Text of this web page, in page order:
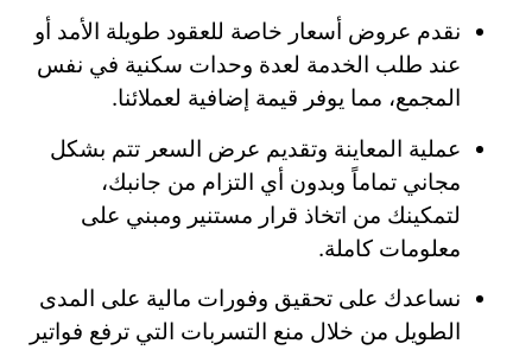
نقدم عروض أسعار خاصة للعقود طويلة الأمد أو
عند طلب الخدمة لعدة وحدات سكنية في نفس
المجمع، مما يوفر قيمة إضافية لعملائنا.
عملية المعاينة وتقديم عرض السعر تتم بشكل
مجاني تماماً وبدون أي التزام من جانبك،
لتمكينك من اتخاذ قرار مستنير ومبني على
معلومات كاملة.
نساعدك على تحقيق وفورات مالية على المدى
الطويل من خلال منع التسربات التي ترفع فواتير